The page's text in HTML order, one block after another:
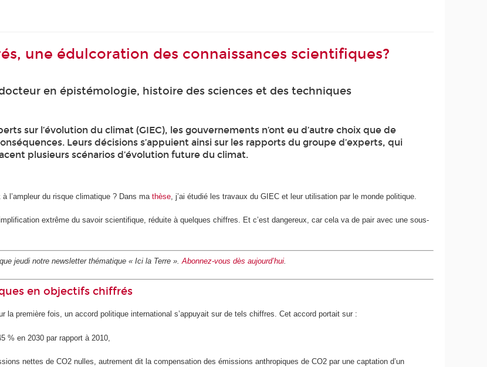
une édulcoration des connaissances scientifiques?
en épistémologie, histoire des sciences et des techniques
sur l’évolution du climat (GIEC), les gouvernements n’ont eu d’autre choix que de
Leurs décisions s’appuient ainsi sur les rapports du groupe d’experts, qui
plusieurs scénarios d’évolution future du climat.
l’ampleur du risque climatique ? Dans mathèse , j’ai étudié les travaux du GIEC et leur utilisation par le monde politique.
extrême du savoir scientifique, réduite à quelques chiffres. Et c’est dangereux, car cela va de pair avec une sous-
jeudi notre newsletter thématique « Ici la Terre ».Abonnez-vous dès aujourd’hui.
en objectifs chiffrés
la première fois, un accord politique international s’appuyait sur de tels chiffres. Cet accord portait sur :
% en 2030 par rapport à 2010,
nettes de CO2nulles, autrement dit la compensation des émissions anthropiques de CO2par une captation d’un